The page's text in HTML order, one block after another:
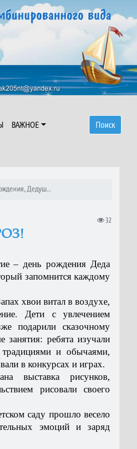
ВАЖНОЕ
Поиск
Дедуш...
32
– день рождения Деда
запомнится каждому
хвои витал в воздухе,
Дети с увлечением
подарили сказочному
занятия: ребята изучали
и обычаями,
в конкурсах и играх.
выставка рисунков,
рисовали своего
саду прошло весело
эмоций и заряд